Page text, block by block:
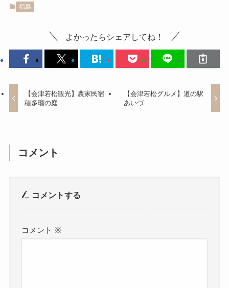
福島
よかったらシェアしてね！
【会津若松観光】農家民宿
穂多瑠の庭
【会津若松グルメ】道の駅
あいづ
コメント
コメントする
コメント ※